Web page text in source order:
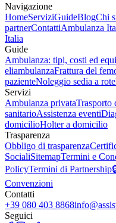
Navigazione
HomeServiziGuideBlogChi
partnerContattiAmbulanza
Italia
Guide
Ambulanza: tipi, costi ed
eliambulanzaFrattura del
pazienteNoleggio sedia a
Servizi
Ambulanza privataTrasporto
sanitarioAssistenza eventi
domicilioHolter a domicilio
Trasparenza
Obbligo di trasparenza
SocialiSitemapTermini e
PolicyTermini di Partnership
Convenzioni
Contatti
+39 080 403 8868
Seguici